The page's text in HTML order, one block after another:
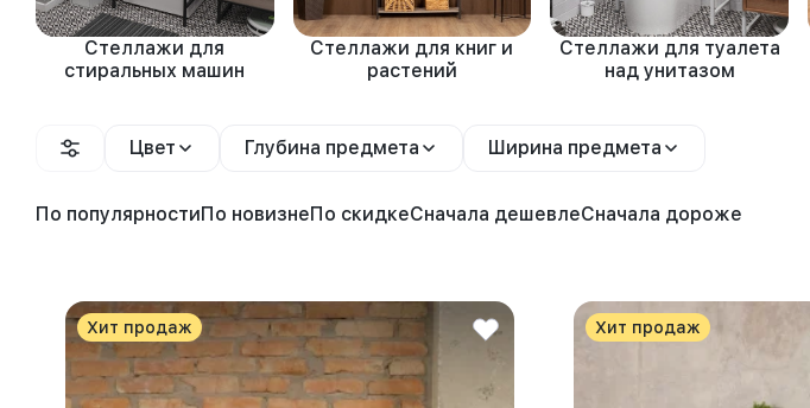
Стеллажи для
стиральных машин
Стеллажи для книг и
растений
Стеллажи для туалета
над унитазом
Цвет Глубина предмета Ширина предмета
По популярностиПо новизнеПо скидкеСначала дешевлеСначала дороже
Хит продаж Хит продаж